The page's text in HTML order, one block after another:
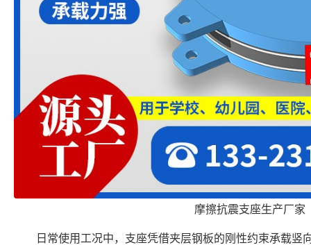
摩擦抗震支座生产厂家
日常使用工况中，支座凭借夹层钢板的刚性约束承载竖